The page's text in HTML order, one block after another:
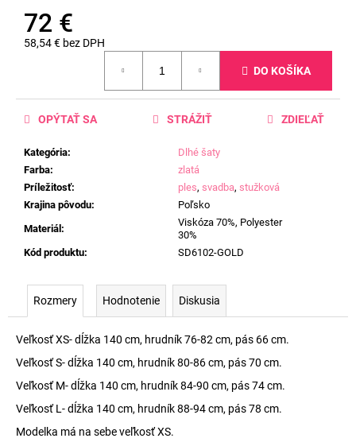
72 €
58,54 € bez DPH
DO KOŠÍKA
Kategória:
Dlhé šaty
Farba:
zlatá
Príležitosť: ples, svadba, stužková
Krajina pôvodu:
Poľsko
Materiál :
Viskóza 70%, Polyester
30%
Kód produktu: SD6102-GOLD
OPÝTAŤ SA STRÁŽIŤ ZDIEĽAŤ
Rozmery Hodnotenie Diskusia
Veľkosť XS- dĺžka 140 cm, hrudník 76-82 cm, pás 66 cm.
Veľkosť S- dĺžka 140 cm, hrudník 80-86 cm, pás 70 cm.
Veľkosť M- dĺžka 140 cm, hrudník 84-90 cm, pás 74 cm.
Veľkosť L- dĺžka 140 cm, hrudník 88-94 cm, pás 78 cm.
Modelka má na sebe veľkosť XS.